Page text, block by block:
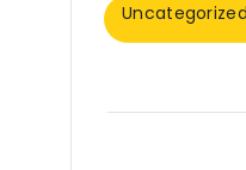
Uncategorized